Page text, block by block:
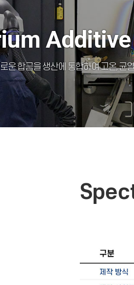
um Additive
운 합금을 생산에 통합하여 고온, 균